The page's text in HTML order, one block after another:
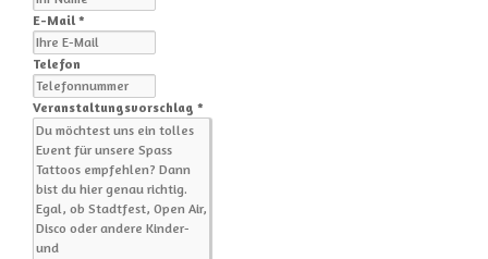
E-Mail *
Telefon
Veranstaltungsvorschlag *